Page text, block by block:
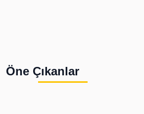
Öne Çıkanlar